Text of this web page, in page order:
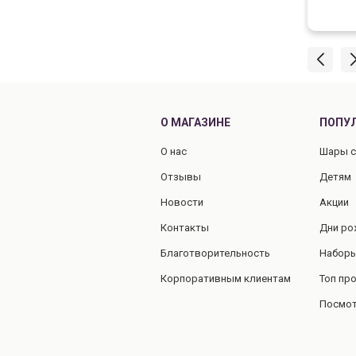
впечатление,спасибо,мы будем
О МАГАЗИНЕ
О нас
Отзывы
Новости
Контакты
Благотворительность
Корпоративным клиентам
Шары с
Детям
Акции
Дни
Топ